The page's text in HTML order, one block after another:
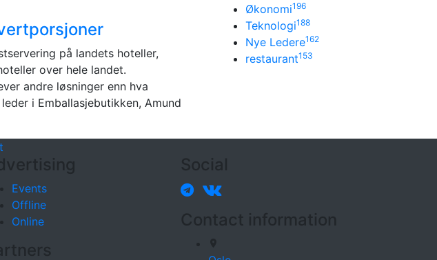
på landets hoteller,
over hele landet.
andre løsninger enn hva
i Emballasjebutikken, Amund
Økonomi196
Teknologi188
Nye Ledere162
restaurant153
Events
Offline
Online
Social
Contact information